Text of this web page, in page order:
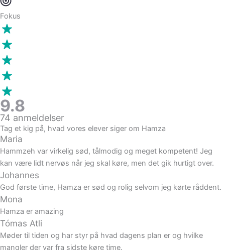
Fokus
9.8
74 anmeldelser
Tag et kig på, hvad vores elever siger om Hamza
Maria
Hammzeh var virkelig sød, tålmodig og meget kompetent! Jeg
kan være lidt nervøs når jeg skal køre, men det gik hurtigt over.
Johannes
God første time, Hamza er sød og rolig selvom jeg kørte råddent.
Mona
Hamza er amazing
Tómas Atli
Møder til tiden og har styr på hvad dagens plan er og hvilke
mangler der var fra sidste køre time.